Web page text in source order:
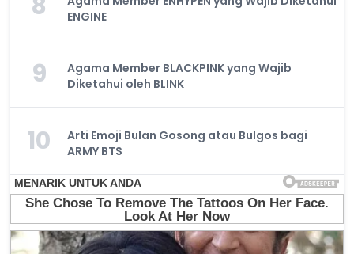
ENGINE
9
Agama Member BLACKPINK yang Wajib
Diketahui oleh BLINK
10
Arti Emoji Bulan Gosong atau Bulgos bagi
ARMY BTS